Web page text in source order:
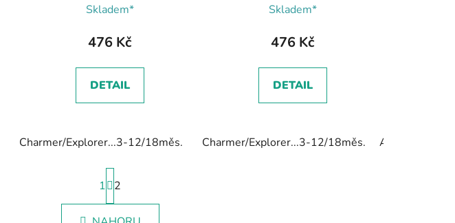
Skladem*
476 Kč
DETAIL
Charmer/Explorer...3-12/18měs.
Skladem*
476 Kč
DETAIL
Charmer/Explorer...3-12/18měs. Adventurer/
O
S
t
r
á
1 2